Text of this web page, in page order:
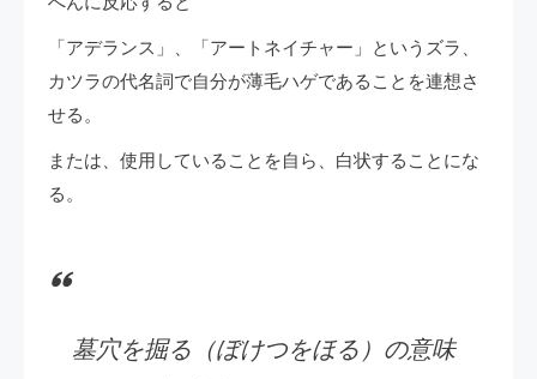
「アデランス」、「アートネイチャー」というズラ、
カツラの代名詞で自分が薄毛ハゲであることを連想さ
せる。
または、使用していることを自ら、白状することにな
る。
墓穴を掘る（ぼけつをほる）の意味